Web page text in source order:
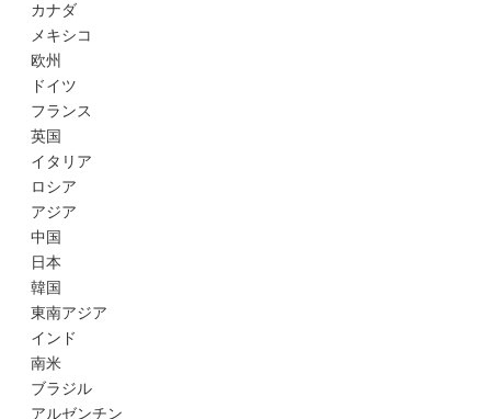
カナダ
メキシコ
欧州
ドイツ
フランス
英国
イタリア
ロシア
アジア
中国
日本
韓国
東南アジア
インド
南米
ブラジル
アルゼンチン